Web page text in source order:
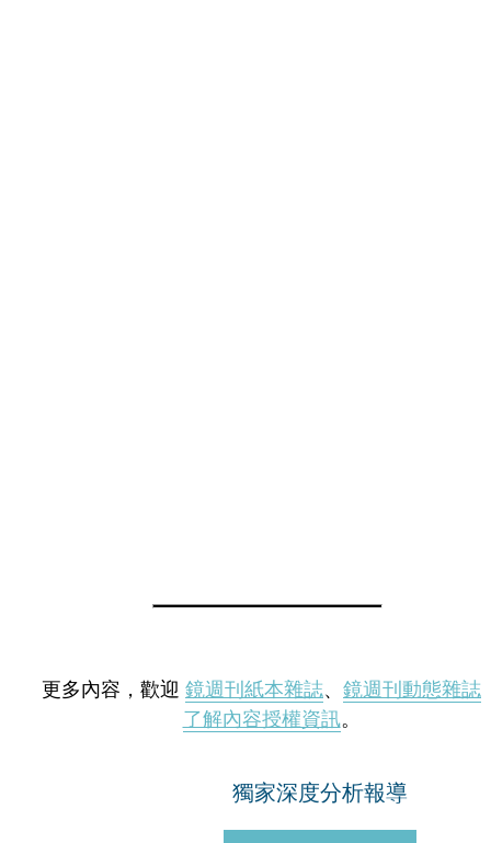
更多內容，歡迎 鏡週刊紙本雜誌、 鏡週刊動態雜誌
了解內容授權資訊。
獨家深度分析報導